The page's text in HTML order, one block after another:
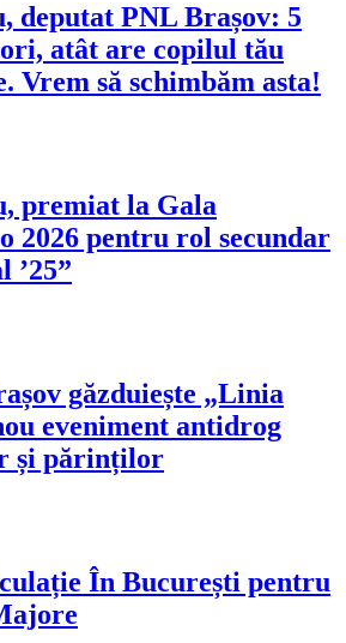
deputat PNL Brașov: 5
atât are copilul tău
Vrem să schimbăm asta!
premiat la Gala
2026 pentru rol secundar
’25”
găzduiește „Linia
eveniment antidrog
și părinților
În București pentru